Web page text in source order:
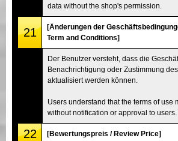
data without the shop's permission.
21
[Änderungen der
Term and Conditions]
Der Benutzer versteht, dass die
Benachrichtigung oder Zustimmung
aktualisiert werden können.
Users understand that the terms of use
without notification or approval to users.
22 [Bewertungspreis / Review Price]